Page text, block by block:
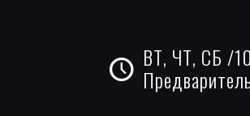
ВТ, ЧТ, СБ /